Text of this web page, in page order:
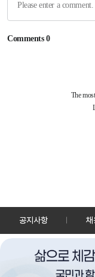
공지사항 채
30128 세종특별
Copyrightⓒ